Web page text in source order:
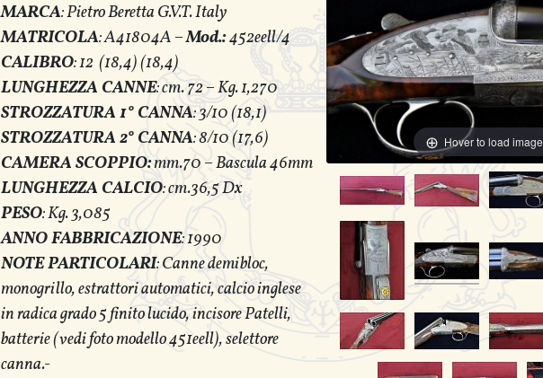
MARCA: Pietro Beretta G.V.T. Italy
MATRICOLA: A41804A –Mod.:452eell/4
CALIBRO: 12 (18,4) (18,4)
LUNGHEZZA CANNE: cm. 72 – Kg. 1,270
STROZZATURA 1° CANNA: 3/10 (18,1)
STROZZATURA 2° CANNA: 8/10 (17,6)
CAMERA SCOPPIO:mm.70 – Bascula 46mm
LUNGHEZZA CALCIO: cm.36,5 Dx
PESO: Kg. 3,085
ANNO FABBRICAZIONE: 1990
NOTE PARTICOLARI: Canne demibloc,
monogrillo, estrattori automatici, calcio inglese
in radica grado 5 finito lucido,incisore Patelli,
batterie (vedi foto modello 451eell), selettore
canna.-
Hover to load image